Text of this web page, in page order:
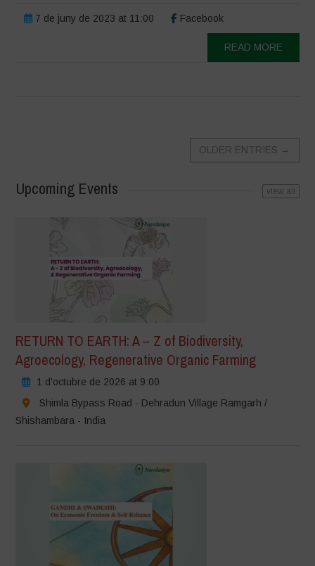
7 de juny de 2023 at 11:00 Facebook
READ MORE
OLDER ENTRIES →
Upcoming Events view all
RETURN TO EARTH: A – Z of Biodiversity,
Agroecology, Regenerative Organic Farming
1 d'octubre de 2026 at 9:00
Shimla Bypass Road - Dehradun Village Ramgarh /
Shishambara - India